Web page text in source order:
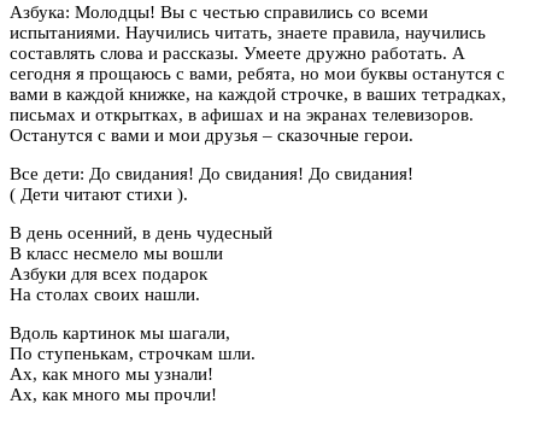
Азбука: Молодцы! Вы с честью справились со всеми
испытаниями. Научились читать, знаете правила, научились
составлять слова и рассказы. Умеете дружно работать. А
сегодня я прощаюсь с вами, ребята, но мои буквы останутся с
вами в каждой книжке, на каждой строчке, в ваших тетрадках,
письмах и открытках, в афишах и на экранах телевизоров.
Останутся с вами и мои друзья – сказочные герои.
Все дети: До свидания! До свидания! До свидания!
( Дети читают стихи ).
В день осенний, в день чудесный
В класс несмело мы вошли
Азбуки для всех подарок
На столах своих нашли.
Вдоль картинок мы шагали,
По ступенькам, строчкам шли.
Ах, как много мы узнали!
Ах, как много мы прочли!